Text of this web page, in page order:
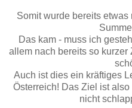
Somit wurde bereits
Das kam - muss ich
allem nach bereits so kurzer
Auch ist dies ein kräftiges
Österreich! Das Ziel ist
nicht